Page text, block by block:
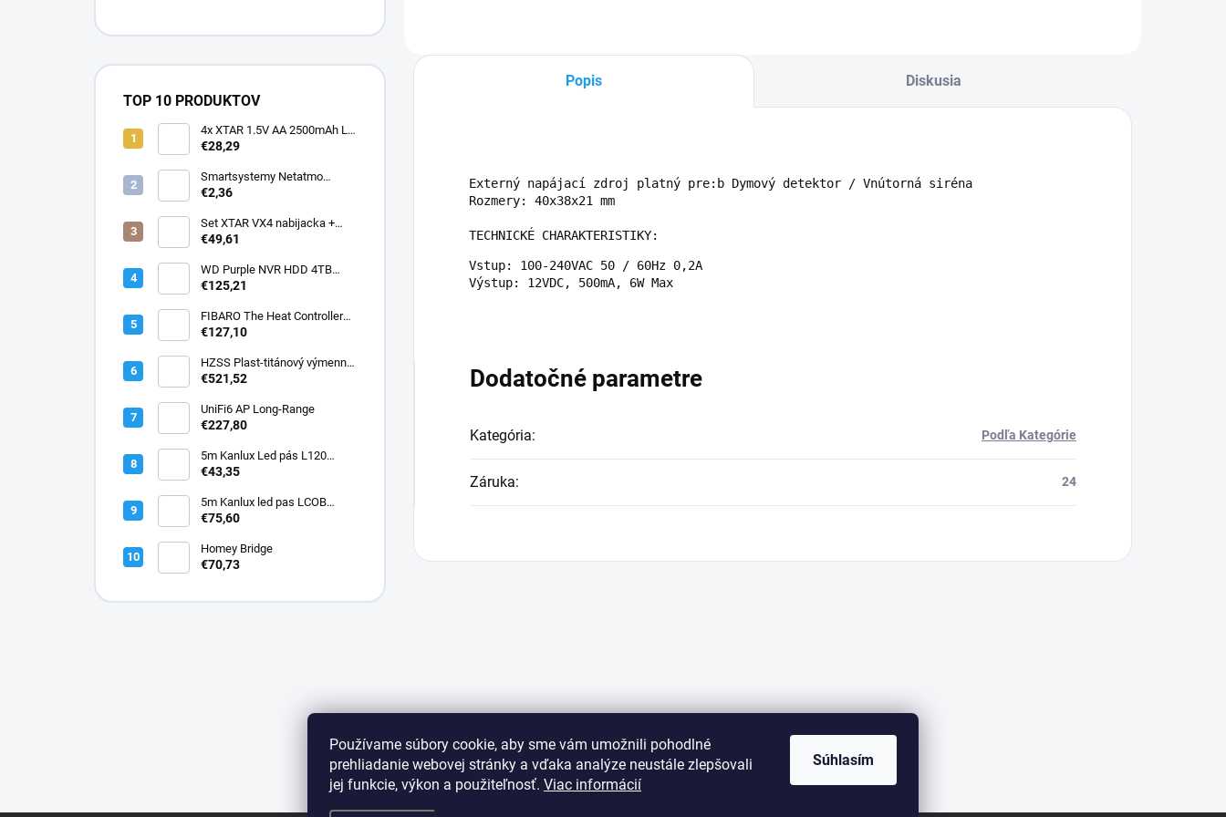
Používame súbory cookie, aby sme vám umožnili pohodlné
prehliadanie webovej stránky a vďaka analýze neustále zlepšovali
jej funkcie, výkon a použiteľnosť. Viac informácií
Súhlasím
TOP 10 PRODUKTOV
4x XTAR 1.5V AA 2500mAh Li-
ion
€28,29
Smartsystemy Netatmo
Indoor držiak
€2,36
Set XTAR VX4 nabijacka +
adaptér PD20W
€49,61
WD Purple NVR HDD 4TB
SATA
€125,21
FIBARO The Heat Controller
Starter Pack - Termostatická
( ZW5 )
€127,10
HZSS Plast-titánový výmenník
150kW
€521,52
UniFi6 AP Long-Range
€227,80
5m Kanlux Led pás L120
16W/M 12 IP00CCT
€43,35
5m Kanlux led pas LCOB
9W/M 12IP00-NW
€75,60
Homey Bridge
€70,73
Popis Diskusia
Externý napájací zdroj platný pre:b Dymový detektor / Vnútorná siréna
TECHNICKÉ CHARAKTERISTIKY:
Vstup: 100-240VAC 50 / 60Hz 0,2A
Výstup: 12VDC, 500mA, 6W Max
Dodatočné parametre
Kategória: Podľa Kategórie
Záruka: 24